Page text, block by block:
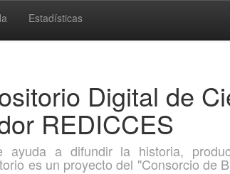
Estadísticas
Digital de
REDICCES
ayuda a difundir la historia,
es un proyecto del "Consorcio de